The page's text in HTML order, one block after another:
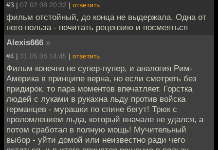
#3 | 07.02.08 20:32 | ответить
фильм отстойный, до конца не выдержала. Одна от
него польза - почитать рецензию и посмеяться
Alexis666 »
#4 | 31.05.08 14:45 | ответить
Фильм конечно не супер-пупер, и аналогия Рим-
Америка в принципе верна, но если смотреть без
придирок, то пара моментов впечатляет. Горстка
людей с луками в рукахна льду против войска
германцев - мурашки по спине бегут! Трюк с
проломлением льда, который вначале не удался, а
потом сработал в полную мощь! Мучительный
выбор - уйти домой или неизвестно ради чего